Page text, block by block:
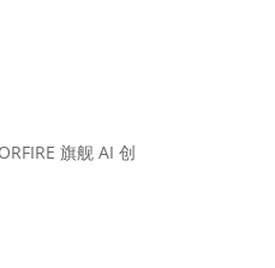
旗舰 AI 创